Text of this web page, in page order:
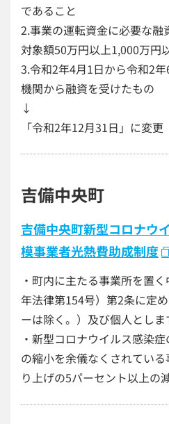
であること
2.事業の運転資金に必要な
対象額50万円以上1,000万円
3.令和2年4月1日から令和2
機関から融資を受けたもの
↓
「令和2年12月31日」に変更
吉備中央町
吉備中央町新型コロナウ
模事業者光熱費助成制度
・町内に主たる事業所を置
年法律第154号）第2条に定
ーは除く。）及び個人としま
・新型コロナウイルス感染
の縮小を余儀なくされてい
り上げの5パーセント以上の減